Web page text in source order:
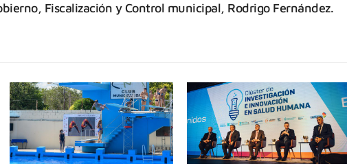
Fiscalización y Control municipal, Rodrigo Fernández.